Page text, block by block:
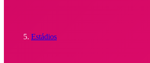
Estádios